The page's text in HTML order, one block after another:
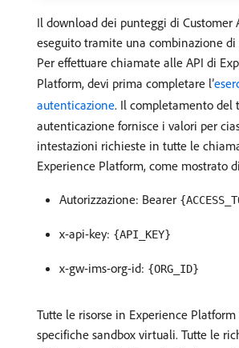
Il download dei punteggi di Customer
eseguito tramite una combinazione di
Per effettuare chiamate alle API di
Platform, devi prima completare l’
autenticazione. Il completamento del
autenticazione fornisce i valori per
intestazioni richieste in tutte le
Experience Platform, come mostrato
Autorizzazione: Bearer
x-api-key: {API_KEY}
x-gw-ims-org-id: {ORG_ID}
Tutte le risorse in Experience
specifiche sandbox virtuali. Tutte le